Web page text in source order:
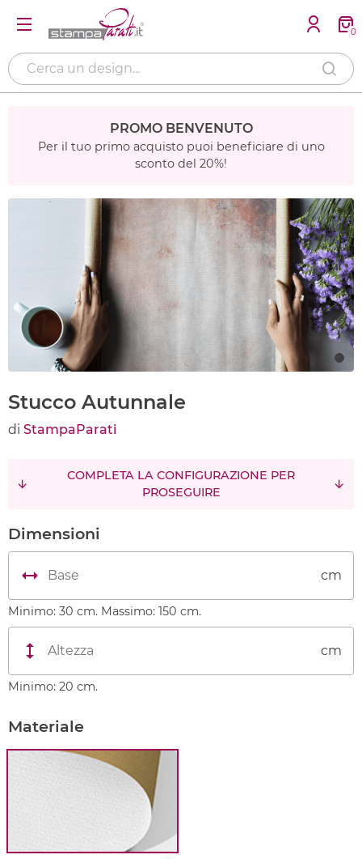
0
PROMO BENVENUTO
Per il tuo primo acquisto puoi beneficiare di uno
sconto del 20%!
Stucco Autunnale
di StampaParati
COMPLETA LA CONFIGURAZIONE PER
PROSEGUIRE
Dimensioni
cm
Minimo: 30 cm. Massimo: 150 cm.
cm
Minimo: 20 cm.
Materiale